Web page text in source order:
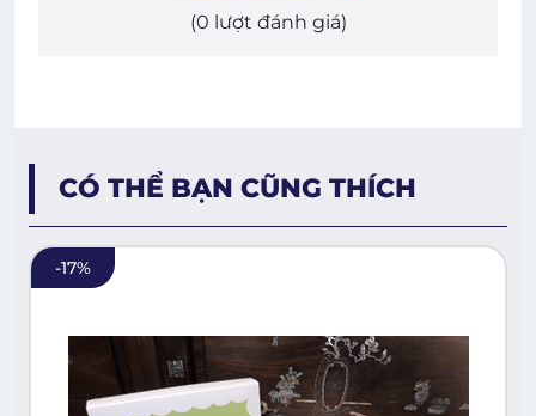
(0 lượt đánh giá)
CÓ THỂ BẠN CŨNG THÍCH
-17%